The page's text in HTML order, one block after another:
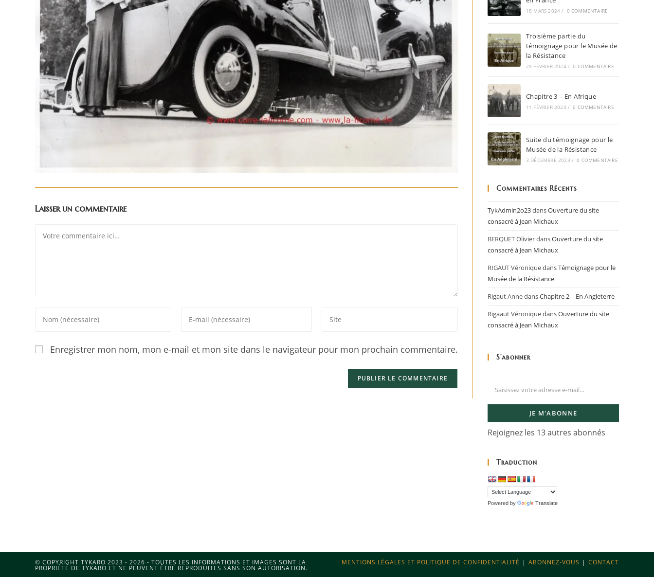
Laisser un commentaire
Enregistrer mon nom, mon e-mail et mon site dans le navigateur pour mon prochain commentaire.
18 MARS 2024 / 0 COMMENTAIRE
Troisième partie du
témoignage pour le Musée de
la Résistance
29 FÉVRIER 2024 / 0 COMMENTAIRE
Chapitre 3 – En Afrique
11 FÉVRIER 2024 / 0 COMMENTAIRE
Suite du témoignage pour le
Musée de la Résistance
3 DÉCEMBRE 2023 / 0 COMMENTAIRE
Commentaires Récents
TykAdmin2o23dansOuverture du site
consacré à Jean Michaux
BERQUET OlivierdansOuverture du site
consacré à Jean Michaux
RIGAUT VéroniquedansTémoignage pour le
Musée de la Résistance
Rigaut AnnedansChapitre 2 – En Angleterre
Rigaaut VéroniquedansOuverture du site
consacré à Jean Michaux
S'abonner
JE M'ABONNE
Rejoignez les 13 autres abonnés
Traduction
Powered by Translate
MENTIONS LÉGALES ET POLITIQUE DE CONFIDENTIALITÉ ABONNEZ-VOUS CONTACT
© COPYRIGHT TYKARO 2023 - 2026 - TOUTES LES INFORMATIONS ET IMAGES SONT LA
PROPRIÉTÉ DE TYKARO ET NE PEUVENT ÊTRE REPRODUITES SANS SON AUTORISATION.